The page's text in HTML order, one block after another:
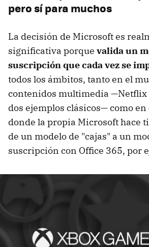
pero sí para muchos
La decisión de Microsoft es
significativa porque valida un
suscripción que cada vez se
todos los ámbitos, tanto en el
contenidos multimedia —Netflix
dos ejemplos clásicos— como
donde la propia Microsoft hace
de un modelo de "cajas" a un
suscripción con Office 365, por